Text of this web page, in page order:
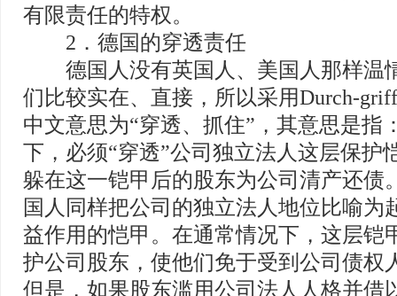
有限责任的特权。
2．德国的穿透责任
德国人没有英国人、美国人那样温
们比较实在、直接，所以采用Durch-
中文意思为“穿透、抓住”，其意思是指
下，必须“穿透”公司独立法人这层保护
躲在这一铠甲后的股东为公司清产还债
国人同样把公司的独立法人地位比喻为
益作用的恺甲。在通常情况下，这层铠
护公司股东，使他们免于受到公司债权
但是，如果股东滥用公司法人人格并借